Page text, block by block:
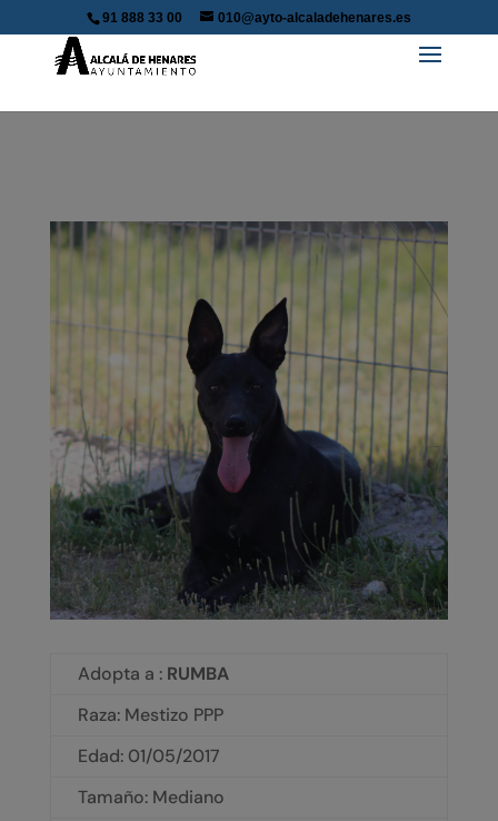
91 888 33 00 010@ayto-alcaladehenares.es
Adopta a : RUMBA
Raza: Mestizo PPP
Edad: 01/05/2017
Tamaño: Mediano